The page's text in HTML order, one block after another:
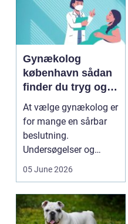
Gynækolog
københavn sådan
finder du tryg og
professionel hjælp
At vælge gynækolog er
for mange en sårbar
beslutning.
Undersøgelser og
behandlinger foregår i
05 June 2026